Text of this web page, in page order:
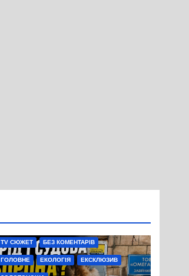
TV СЮЖЕТ БЕЗ КОМЕНТАРІВ
ГОЛОВНЕ ЕКОЛОГІЯ ЕКСКЛЮЗИВ